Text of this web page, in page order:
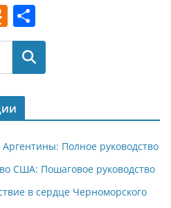
O
d
o
kl
a
ss
ni
ki
т
п
р
в
и
т
ь
Поиск
Полное руководство
США: Пошаговое руководство
в сердце Черноморского